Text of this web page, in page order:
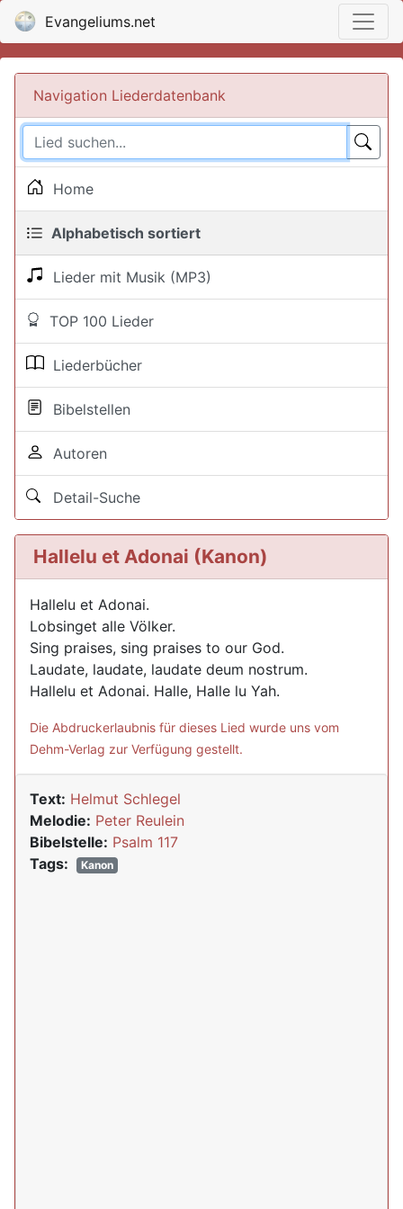
Evangeliums.net
Navigation Liederdatenbank
Home
Alphabetisch sortiert
Lieder mit Musik (MP3)
TOP 100 Lieder
Liederbücher
Bibelstellen
Autoren
Detail-Suche
Hallelu et Adonai (Kanon)
Hallelu et Adonai.
Lobsinget alle Völker.
Sing praises, sing praises to our God.
Laudate, laudate, laudate deum nostrum.
Hallelu et Adonai. Halle, Halle lu Yah.
Die Abdruckerlaubnis für dieses Lied wurde uns vom
Dehm-Verlag zur Verfügung gestellt.
Text: Helmut Schlegel
Melodie: Peter Reulein
Bibelstelle: Psalm 117
Tags:
Kanon